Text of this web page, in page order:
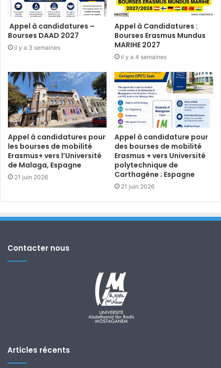
Appel à candidatures –
Bourses DAAD 2027
il y a 3 semaines
Appel à Candidatures :
Bourses Erasmus Mundus
MARIHE 2027
il y a 4 semaines
Appel à candidatures pour
les bourses de mobilité
Erasmus+ vers l’Université
de Malaga, Espagne
21 juin 2026
Appel à candidature pour
des bourses de mobilité
Erasmus + vers Université
polytechnique de
Carthagène ; Espagne
21 juin 2026
Contacter nous
Articles récents